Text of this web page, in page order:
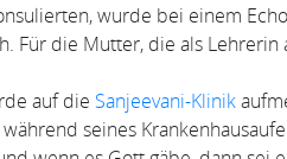
wurde bei einem
Für die Mutter, die als
auf die Sanjeevani-Klinik
seines